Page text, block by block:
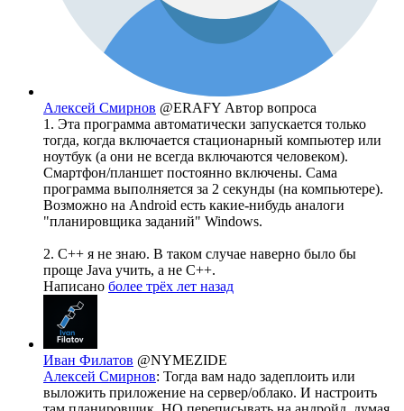
Алексей Смирнов @ERAFY Автор вопроса
1. Эта программа автоматически запускается только
тогда, когда включается стационарный компьютер или
ноутбук (а они не всегда включаются человеком).
Смартфон/планшет постоянно включены. Сама
программа выполняется за 2 секунды (на компьютере).
Возможно на Android есть какие-нибудь аналоги
"планировщика заданий" Windows.
2. C++ я не знаю. В таком случае наверно было бы
проще Java учить, а не C++.
Написано более трёх лет назад
Иван Филатов @NYMEZIDE
Алексей Смирнов: Тогда вам надо задеплоить или
выложить приложение на сервер/облако. И настроить